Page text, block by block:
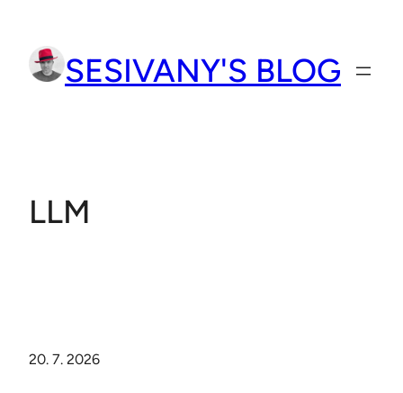
obsah
SESIVANY'S BLOG
LLM
20. 7. 2026